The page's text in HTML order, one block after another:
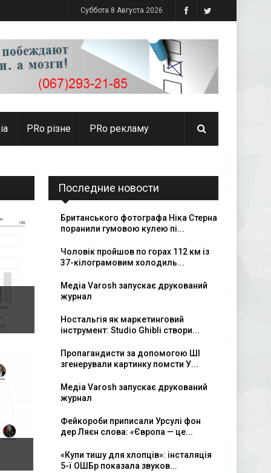
Суббота 8 Августа 2026
PRо різне PRo рекламу
Последние новости
Британського фотографа Ніка Стерна
поранили гумовою кулею пі...
Чоловік пройшов по горах 112 км із
37-кілограмовим холодиль...
Медіа Varosh запускає друкований
журнал
Ностальгія як маркетинговий
інструмент: Studio Ghibli створи...
Пропагандисти за допомогою ШІ
згенерували картинку помсти У...
Медіа Varosh запускає друкований
журнал
Фейкороби приписали Урсулі фон
дер Ляєн слова: «Європа — це...
«Купи тишу для хлопців»: інсталяція
5-ї ОШБр показала звуков...